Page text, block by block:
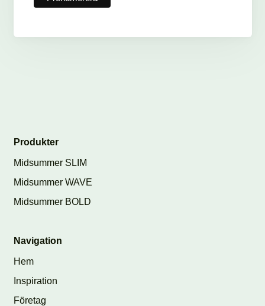
Produkter
Midsummer SLIM
Midsummer WAVE
Midsummer BOLD
Navigation
Hem
Inspiration
Företag